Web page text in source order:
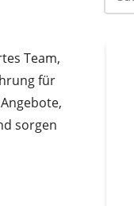
Team,
für
sorgen